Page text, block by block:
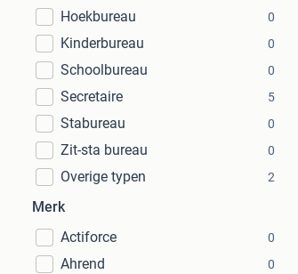
Hoekbureau 0
Kinderbureau 0
Schoolbureau 0
Secretaire 5
Stabureau 0
Zit-sta bureau 0
Overige typen 2
Merk
Actiforce
0
Ahrend 0